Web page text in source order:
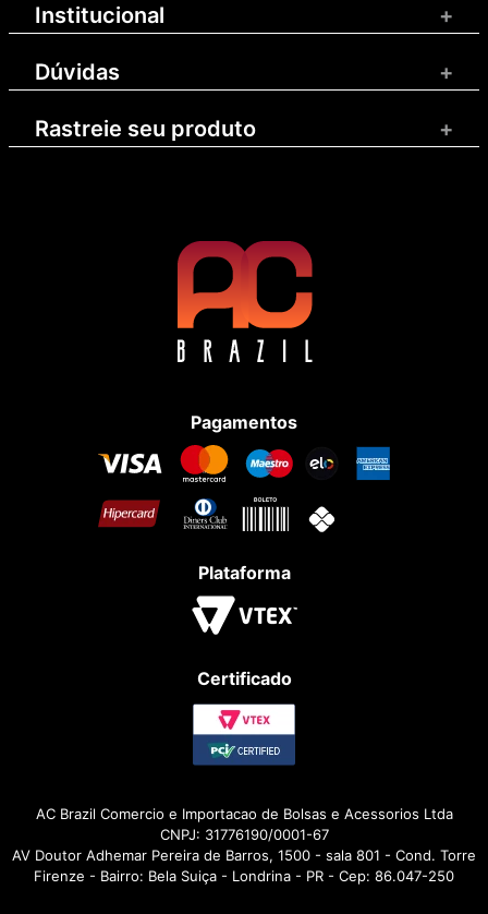
Institucional +
Dúvidas +
Rastreie seu produto +
Pagamentos
Plataforma
Certificado
AC Brazil Comercio e Importacao de Bolsas e Acessorios Ltda
CNPJ: 31776190/0001-67
AV Doutor Adhemar Pereira de Barros, 1500 - sala 801 - Cond. Torre
Firenze - Bairro: Bela Suiça - Londrina - PR - Cep: 86.047-250